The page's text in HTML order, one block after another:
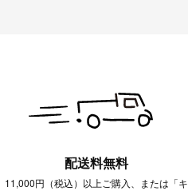
配送料無料
11,000円（税込）以上ご購入、または「キ